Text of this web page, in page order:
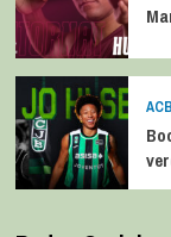
ACB